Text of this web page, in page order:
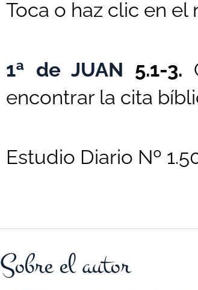
Toca o haz clic en el
1ª de JUAN 5.1-3.
encontrar la cita
Estudio Diario Nº
Sobre el autor